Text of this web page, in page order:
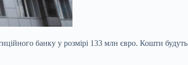
банку у розмірі 133 млн євро. Кошти будуть